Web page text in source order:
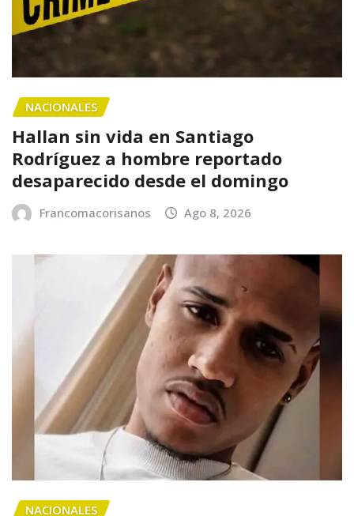
NACIONALES
Hallan sin vida en Santiago
Rodríguez a hombre reportado
desaparecido desde el domingo
Francomacorisanos Ago 8, 2026
NACIONALES